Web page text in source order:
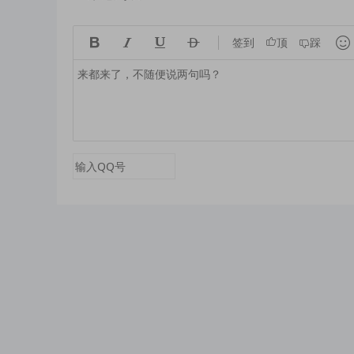
    签到 顶 踩 